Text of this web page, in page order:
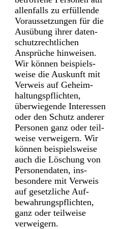
allen­falls zu erfüllende
Voraus­setzungen für die
Ausübung ihrer daten­
schutz­rechtlichen
Ansprüche hinweisen.
Wir können beispiels­
weise die Aus­kunft mit
Ver­weis auf Geheim­
haltungs­pflichten,
überwiegende Inter­essen
oder den Schutz anderer
Personen ganz oder teil­
weise verweigern. Wir
können beispielsweise
auch die Löschung von
Personen­daten, ins­
besondere mit Verweis
auf gesetz­liche Auf­
bewahrungs­pflichten,
ganz oder teil­weise
verweigern.